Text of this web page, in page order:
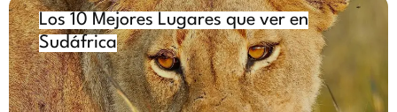
Los 10 Mejores Lugares que ver en
Sudáfrica